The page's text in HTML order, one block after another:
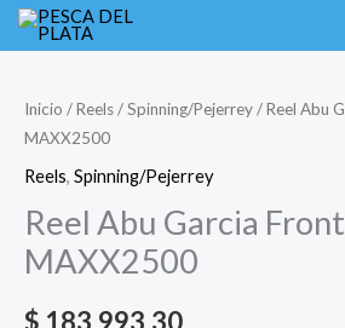
al
Inicio /Reels/Spinning/Pejerrey/ Reel Abu
MAXX2500
Reels, Spinning/Pejerrey
Reel Abu Garcia
MAXX2500
$ 183.993,30
Reel
Garcia
Frontal
MAXX2500